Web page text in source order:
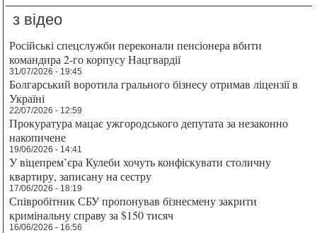
з відео
Російські спецслужби переконали пенсіонера вбити
командира 2-го корпусу Нацгвардії
31/07/2026 - 19:45
Болгарський воротила грального бізнесу отримав ліцензії в
Україні
22/07/2026 - 12:59
Прокуратура мацає ужгородського депутата за незаконно
накопичене
19/06/2026 - 14:41
У віцепрем’єра Кулеби хочуть конфіскувати столичну
квартиру, записану на сестру
17/06/2026 - 18:19
Співробітник СБУ пропонував бізнесмену закрити
кримінальну справу за $150 тисяч
16/06/2026 - 16:56